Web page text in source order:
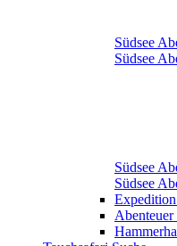
Südsee
Südsee
Südsee
Südsee